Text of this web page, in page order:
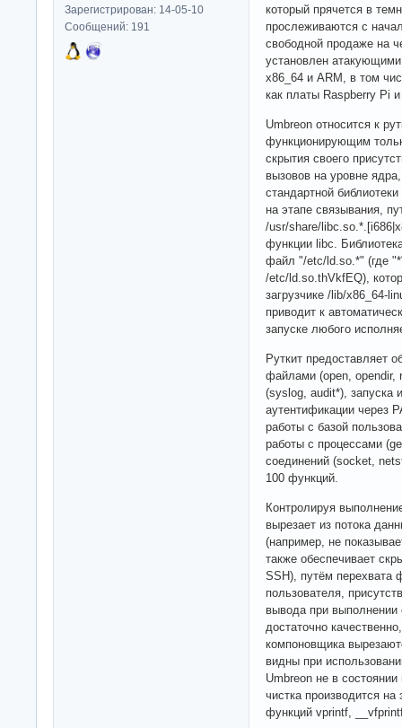
Зарегистрирован: 14-05-10
Сообщений: 191
который прячется в
прослеживаются с
свободной продаже на
установлен
x86_64 и ARM, в том
как платы Raspberry Pi
Umbreon относится к
функционирующим
скрытия своего
вызовов на уровне
стандартной
на этапе связывания,
/usr/share/
функции libc.
файл "/etc/ld.so.*" (где
/etc/ld.so.thVkfEQ),
загрузчике /lib/x86_64-
приводит к
запуске любого
Руткит предоставляет
файлами (open, opendir,
(syslog, audit*),
аутентификации через
работы с базой
работы с процессами
соединений (socket,
100 функций.
Контролируя
вырезает из потока
(например, не
также обеспечивает
SSH), путём перехвата
пользователя,
вывода при
достаточно
компоновщика
видны при
Umbreon не в
чистка производится на
функций vprintf,